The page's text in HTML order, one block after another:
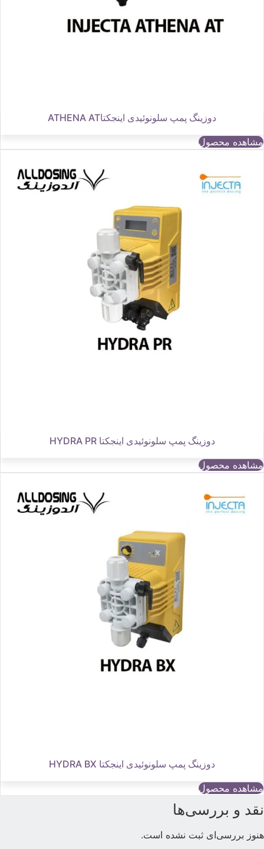
دوزینگ پمپ سلونوئیدی اینجکتاATHENA AT
مشاهده محصول
دوزینگ پمپ سلونوئیدی اینجکتا HYDRA PR
مشاهده محصول
دوزینگ پمپ سلونوئیدی اینجکتا HYDRA BX
مشاهده محصول
نقد و بررسی‌ها
هنوز بررسی‌ای ثبت نشده است.